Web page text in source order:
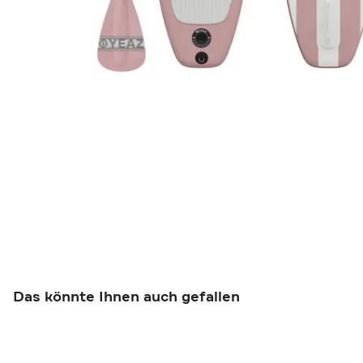
Das könnte Ihnen auch gefallen